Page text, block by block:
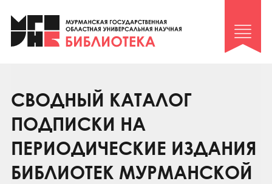
Клуб «Гиря и сельдерей»
Клуб «Семейный архив»
Коллегам
Контакты
СВОДНЫЙ КАТАЛОГ
ПОДПИСКИ НА
ПЕРИОДИЧЕСКИЕ ИЗДАНИЯ
БИБЛИОТЕК МУРМАНСКОЙ